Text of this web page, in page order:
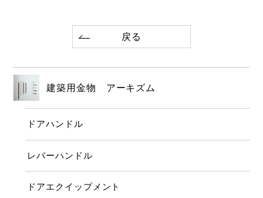
戻る
建築用金物 アーキズム
ドアハンドル
レバーハンドル
ドアエクイップメント